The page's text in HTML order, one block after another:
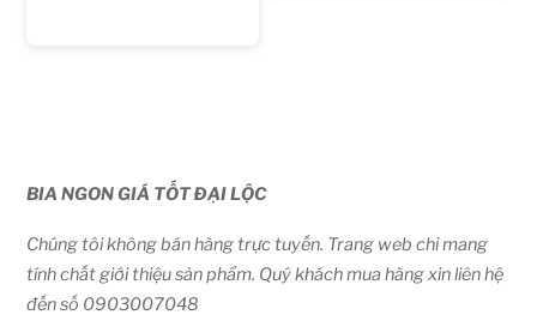
BIA NGON GIÁ TỐT ĐẠI LỘC
Chúng tôi không bán hàng trực tuyến. Trang web chỉ mang
tính chất giới thiệu sản phẩm. Quý khách mua hàng xin liên hệ
đến số 0903007048